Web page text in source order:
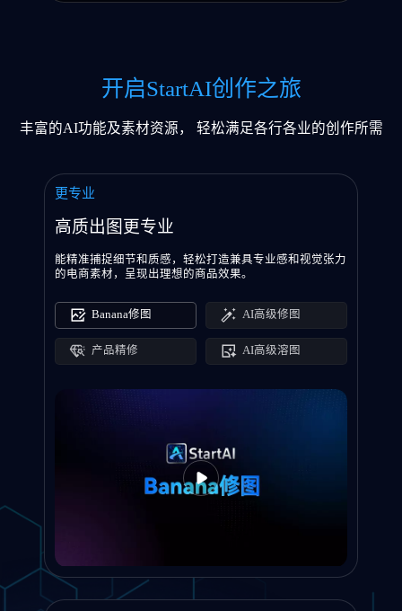
开启StartAI创作之旅
丰富的AI功能及素材资源， 轻松满足各行各业的创作所需
更专业
高质出图更专业
能精准捕捉细节和质感，轻松打造兼具专业感和视觉张力
的电商素材，呈现出理想的商品效果。
Banana修图 AI高级修图
产品精修 AI高级溶图